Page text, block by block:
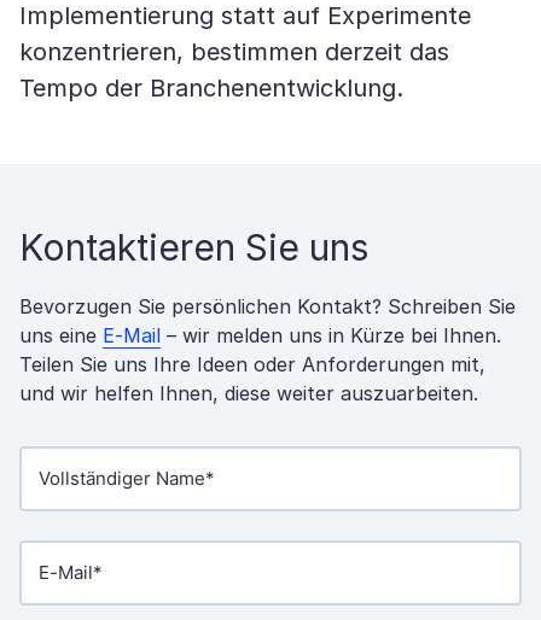
Implementierung statt auf Experimente
konzentrieren, bestimmen derzeit das
Tempo der Branchenentwicklung.
Kontaktieren Sie uns
Bevorzugen Sie persönlichen Kontakt? Schreiben Sie
uns eine E-Mail – wir melden uns in Kürze bei Ihnen.
Teilen Sie uns Ihre Ideen oder Anforderungen mit,
und wir helfen Ihnen, diese weiter auszuarbeiten.